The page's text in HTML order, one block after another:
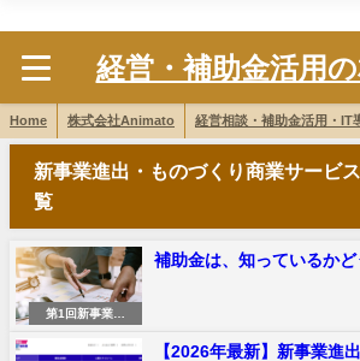
経営・補助金活用
Home 株式会社Animato 経営相談・補助金活用・IT
新事業進出・ものづくり商業サービ
覧
第1回新事業進
業サービス補助金
補助金は、知っているかど
【2026年最新】新事業進